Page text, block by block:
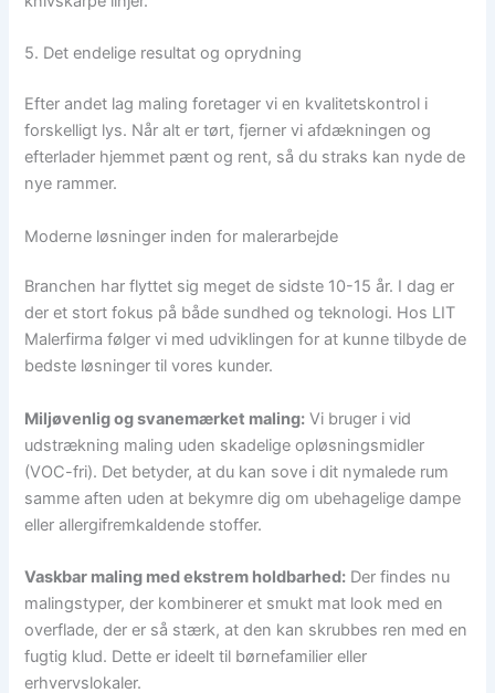
5. Det endelige resultat og oprydning
Efter andet lag maling foretager vi en kvalitetskontrol i
forskelligt lys. Når alt er tørt, fjerner vi afdækningen og
efterlader hjemmet pænt og rent, så du straks kan nyde de
nye rammer.
Moderne løsninger inden for malerarbejde
Branchen har flyttet sig meget de sidste 10-15 år. I dag er
der et stort fokus på både sundhed og teknologi. Hos LIT
Malerfirma følger vi med udviklingen for at kunne tilbyde de
bedste løsninger til vores kunder.
Miljøvenlig og svanemærket maling: Vi bruger i vid
udstrækning maling uden skadelige opløsningsmidler
(VOC-fri). Det betyder, at du kan sove i dit nymalede rum
samme aften uden at bekymre dig om ubehagelige dampe
eller allergifremkaldende stoffer.
Vaskbar maling med ekstrem holdbarhed: Der findes nu
malingstyper, der kombinerer et smukt mat look med en
overflade, der er så stærk, at den kan skrubbes ren med en
fugtig klud. Dette er ideelt til børnefamilier eller
erhvervslokaler.